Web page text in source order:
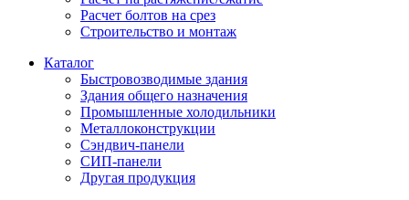
Расчет болтов на срез
Строительство и монтаж
Каталог
Быстровозводимые здания
Здания общего назначения
Промышленные холодильники
Металлоконструкции
Сэндвич-панели
СИП-панели
Другая продукция